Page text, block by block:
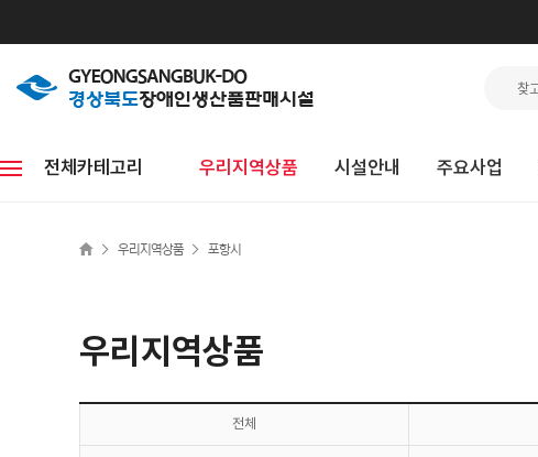
전체카테고리 우리지역상품 시설안내 주요사업
> 우리지역상품 > 포항시
우리지역상품
전체